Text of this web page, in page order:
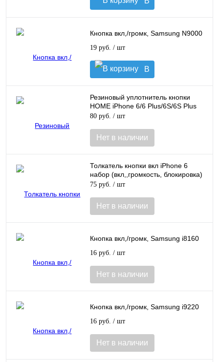
корзину
Кнопка вкл,/громк, Samsung N9000
19 руб. / шт
В
корзину
Резиновый уплотнитель кнопки
HOME iPhone 6/6 Plus/6S/6S Plus
80 руб. / шт
Нет в наличии
Толкатель кнопки вкл iPhone 6
набор (вкл,,громкость, блокировка)
75 руб. / шт
Нет в наличии
Кнопка вкл,/громк, Samsung i8160
16 руб. / шт
Нет в наличии
Кнопка вкл,/громк, Samsung i9220
16 руб. / шт
Нет в наличии